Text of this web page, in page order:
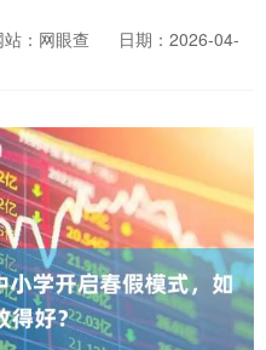
站：网眼查
日期：2026-04-